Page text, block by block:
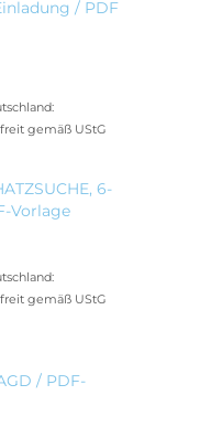
/ PDF
gemäß UStG
6-
Vorlage
gemäß UStG
/ PDF-